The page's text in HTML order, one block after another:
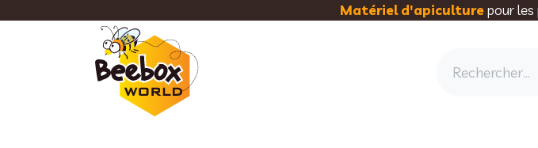
Matériel d'apiculturepour les